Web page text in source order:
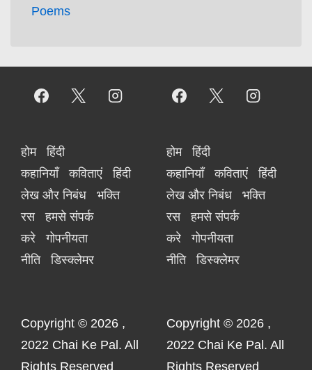
Poems
होम
हिंदी
कहानियाँ
कविताएं
हिंदी
लेख और निबंध
भक्ति
रस
हमसे संपर्क
करे
गोपनीयता
नीति
डिस्क्लेमर
होम
हिंदी
कहानियाँ
कविताएं
हिंदी
लेख और निबंध
भक्ति
रस
हमसे संपर्क
करे
गोपनीयता
नीति
डिस्क्लेमर
Copyright © 2026 ,
2022 Chai Ke Pal. All
Rights Reserved
Copyright © 2026 ,
2022 Chai Ke Pal. All
Rights Reserved